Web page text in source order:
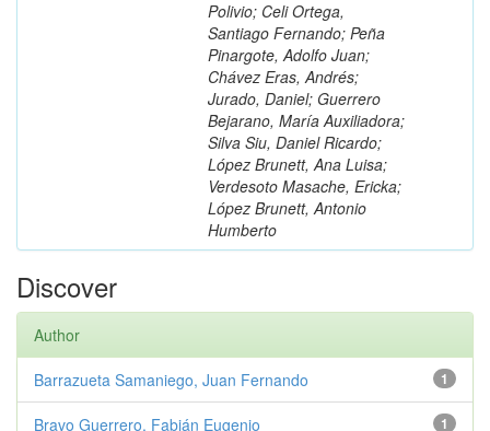
Polivio; Celi Ortega,
Santiago Fernando; Peña
Pinargote, Adolfo Juan;
Chávez Eras, Andrés;
Jurado, Daniel; Guerrero
Bejarano, María Auxiliadora;
Silva Siu, Daniel Ricardo;
López Brunett, Ana Luisa;
Verdesoto Masache, Ericka;
López Brunett, Antonio
Humberto
Discover
Author
1
Barrazueta Samaniego, Juan Fernando
1
Bravo Guerrero, Fabián Eugenio